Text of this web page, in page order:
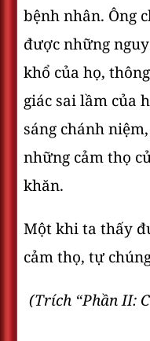
bệnh nhân. Ông
được những
khổ của họ,
giác sai lầm của
sáng chánh
những cảm thọ
khăn.
Một khi ta thấy
cảm thọ, tự
(Trích “Phần II: